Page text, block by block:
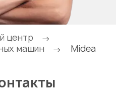
центр
→
машин
→ Midea